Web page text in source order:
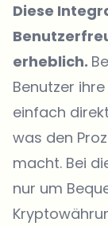
Diese
erheblich.
Benutzer
einfach
was den
macht. Bei
nur um